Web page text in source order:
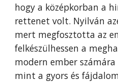
hogy a középkorban a
rettenet volt. Nyilván
mert megfosztotta az
felkészülhessen a
modern ember
mint a gyors és